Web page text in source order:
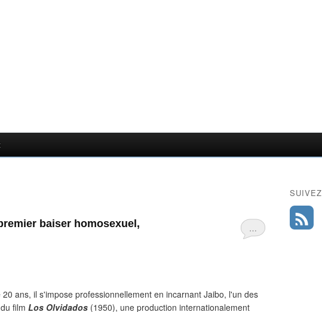
…
baiser homosexuel,
ans, il s'impose professionnellement en incarnant Jaibo, l'un des
film Los Olvidados (1950), une production internationalement